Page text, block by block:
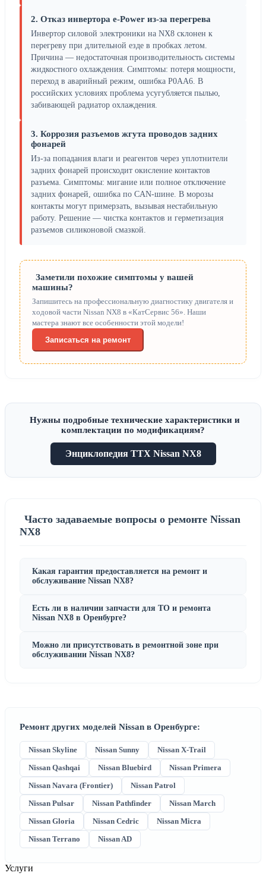
2. Отказ инвертора e-Power из-за перегрева
Инвертор силовой электроники на NX8 склонен к
перегреву при длительной езде в пробках летом.
Причина — недостаточная производительность системы
жидкостного охлаждения. Симптомы: потеря мощности,
переход в аварийный режим, ошибка P0AA6. В
российских условиях проблема усугубляется пылью,
забивающей радиатор охлаждения.
3. Коррозия разъемов жгута проводов задних
фонарей
Из-за попадания влаги и реагентов через уплотнители
задних фонарей происходит окисление контактов
разъема. Симптомы: мигание или полное отключение
задних фонарей, ошибка по CAN-шине. В морозы
контакты могут примерзать, вызывая нестабильную
работу. Решение — чистка контактов и герметизация
разъемов силиконовой смазкой.
Заметили похожие симптомы у вашей
машины?
Запишитесь на профессиональную диагностику двигателя и
ходовой части Nissan NX8 в «КатСервис 56». Наши
мастера знают все особенности этой модели!
Записаться на ремонт
Нужны подробные технические характеристики и
комплектации по модификациям?
Энциклопедия ТТХ Nissan NX8
Часто задаваемые вопросы о ремонте Nissan
NX8
Какая гарантия предоставляется на ремонт и
обслуживание Nissan NX8?
Есть ли в наличии запчасти для ТО и ремонта
Nissan NX8 в Оренбурге?
Можно ли присутствовать в ремонтной зоне при
обслуживании Nissan NX8?
Ремонт других моделей Nissan в Оренбурге:
Nissan Skyline Nissan Sunny
Nissan X-Trail
Nissan Qashqai
Nissan Bluebird
Nissan Primera
Nissan Navara (Frontier)
Nissan Patrol
Nissan Pulsar
Nissan Pathfinder
Nissan March
Nissan Gloria
Nissan Cedric
Nissan Micra
Nissan Terrano
Nissan AD
Услуги